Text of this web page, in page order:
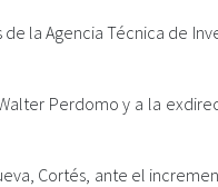
la Agencia Técnica de
Perdomo y a la
Cortés, ante el